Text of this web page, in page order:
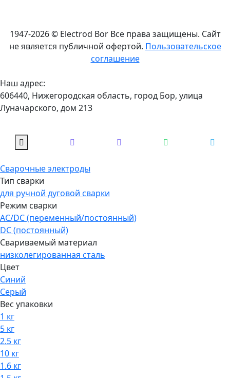
1947-2026 © Electrod Bor Все права защищены. Сайт
не является публичной офертой. Пользовательское
соглашение
Наш адрес:
606440, Нижегородская область, город Бор, улица
Луначарского, дом 213
Сварочные электроды
Тип сварки
для ручной дуговой сварки
Режим сварки
AC/DC (переменный/постоянный)
DC (постоянный)
Свариваемый материал
низколегированная сталь
Цвет
Синий
Серый
Вес упаковки
1 кг
5 кг
2.5 кг
10 кг
1.6 кг